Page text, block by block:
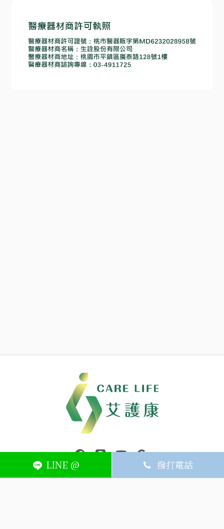
LINE @ 撥打電話
中壢醫療器材｜醫療器材補助｜出院醫療器材｜平鎮醫療器材｜艾
連結到facebook(另開視窗)
連結到Line(另開視窗)
連結到Youtube(另開視窗)
ABOUT